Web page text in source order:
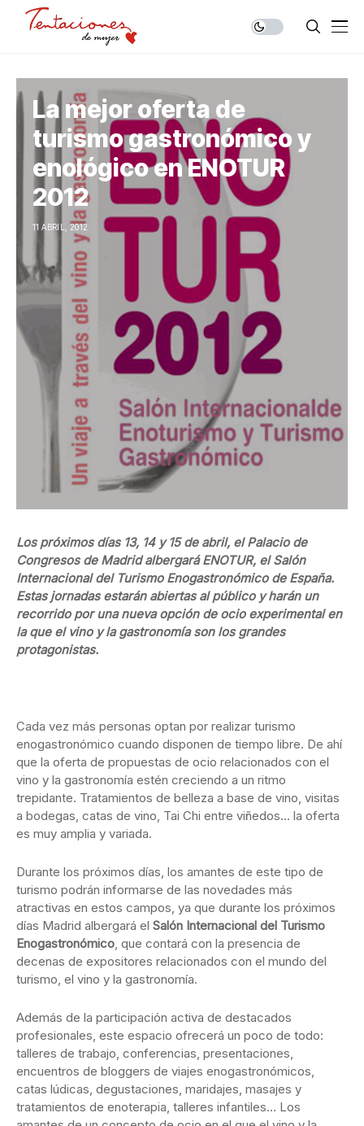
La mejor oferta de
turismo gastronómico y
enológico en ENOTUR
2012
11 ABRIL, 2012
Los próximos días 13, 14 y 15 de abril, el Palacio de
Congresos de Madrid albergará ENOTUR, el Salón
Internacional del Turismo Enogastronómico de España.
Estas jornadas estarán abiertas al público y harán un
recorrido por una nueva opción de ocio experimental en
la que el vino y la gastronomía son los grandes
protagonistas.
Cada vez más personas optan por realizar turismo
enogastronómico cuando disponen de tiempo libre. De ahí
que la oferta de propuestas de ocio relacionados con el
vino y la gastronomía estén creciendo a un ritmo
trepidante. Tratamientos de belleza a base de vino, visitas
a bodegas, catas de vino, Tai Chi entre viñedos… la oferta
es muy amplia y variada.
Durante los próximos días, los amantes de este tipo de
turismo podrán informarse de las novedades más
atractivas en estos campos, ya que durante los próximos
días Madrid albergará el Salón Internacional del Turismo
Enogastronómico, que contará con la presencia de
decenas de expositores relacionados con el mundo del
turismo, el vino y la gastronomía.
Además de la participación activa de destacados
profesionales, este espacio ofrecerá un poco de todo:
talleres de trabajo, conferencias, presentaciones,
encuentros de bloggers de viajes enogastronómicos,
catas lúdicas, degustaciones, maridajes, masajes y
tratamientos de enoterapia, talleres infantiles… Los